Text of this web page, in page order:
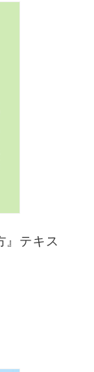
』テキス